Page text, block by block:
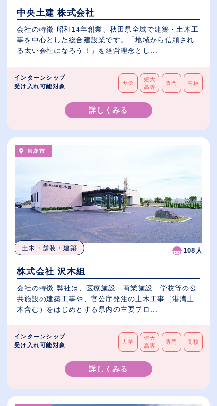
中央土建 株式会社
会社の特徴 昭和14年創業、秋田県全域で建築・土木工
事を中心とした総合建設業です。「地域から信頼され
る太い会社になろう！」を経営理念とし...
インターンシップ
受け入れ可能対象
大学
短大
高専
専門 高校
詳しくみる
男鹿市
土木・舗装・建築 108人
株式会社 沢木組
会社の特徴 弊社は、医療施設・商業施設・学校等の公
共施設の建築工事や、官公庁発注の土木工事（港湾土
木含む）をはじめとする県内の主要プロ...
インターンシップ
受け入れ可能対象
大学
短大
高専
専門 高校
詳しくみる